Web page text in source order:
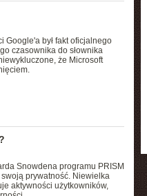
Google'a był fakt oficjalnego
czasownika do słownika
że Microsoft
Snowdena programu PRISM
prywatność. Niewielka
aktywności użytkowników,